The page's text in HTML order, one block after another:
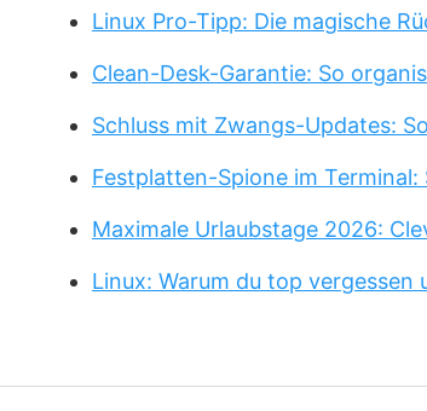
Linux Pro-Tipp: Die magische
Clean-Desk-Garantie: So
Schluss mit Zwangs-Updates:
Festplatten-Spione im
Maximale Urlaubstage 2026:
Linux: Warum du top